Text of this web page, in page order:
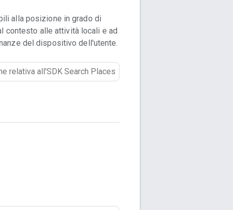
alla posizione in grado di
contesto alle attività locali e ad
del dispositivo dell'utente.